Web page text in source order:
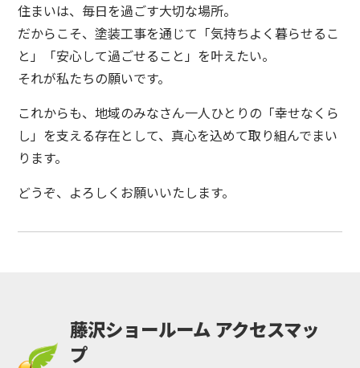
住まいは、毎日を過ごす大切な場所。
だからこそ、塗装工事を通じて「気持ちよく暮らせるこ
と」「安心して過ごせること」を叶えたい。
それが私たちの願いです。
これからも、地域のみなさん一人ひとりの「幸せなくら
し」を支える存在として、真心を込めて取り組んでまい
ります。
どうぞ、よろしくお願いいたします。
藤沢ショールーム アクセスマッ
プ